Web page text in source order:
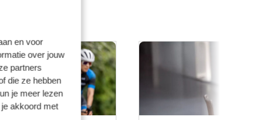
en voor
over jouw
partners
die ze hebben
je meer lezen
akkoord met